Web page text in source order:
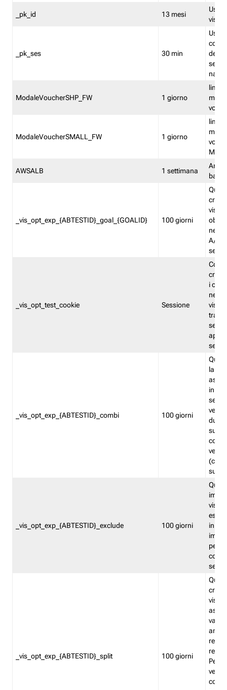
_pk_id 13 mesi
_pk_ses 30 min
ModaleVoucherSHP_FW 1 giorno
ModaleVoucherSMALL_FW 1 giorno
AWSALB 1 settimana
_vis_opt_exp_{ABTESTID}_goal_{GOALID} 100 giorni
nel
A/B.
_vis_opt_test_cookie Sessione
i
nel
_vis_opt_exp_{ABTESTID}_combi 100 giorni
la
in
_vis_opt_exp_{ABTESTID}_exclude 100 giorni
in
_vis_opt_exp_{ABTESTID}_split 100 giorni